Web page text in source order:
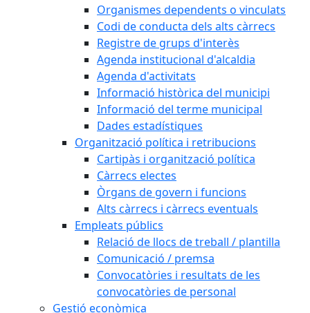
Organismes dependents o vinculats
Codi de conducta dels alts càrrecs
Registre de grups d'interès
Agenda institucional d'alcaldia
Agenda d'activitats
Informació històrica del municipi
Informació del terme municipal
Dades estadístiques
Organització política i retribucions
Cartipàs i organització política
Càrrecs electes
Òrgans de govern i funcions
Alts càrrecs i càrrecs eventuals
Empleats públics
Relació de llocs de treball / plantilla
Comunicació / premsa
Convocatòries i resultats de les
convocatòries de personal
Gestió econòmica